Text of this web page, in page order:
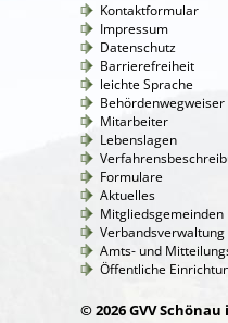
Kontaktformular
Impressum
Datenschutz
Barrierefreiheit
leichte Sprache
Behördenwegweiser
Mitarbeiter
Lebenslagen
Formulare
Aktuelles
Mitgliedsgemeinden
Verbandsverwaltung
Amts- und
Öffentliche
© 2026 GVV